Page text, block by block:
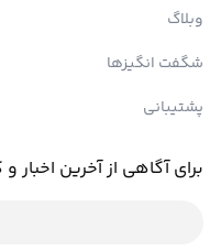
وبلاگ
شگفت انگیزها
پشتیبانی
برای آگاهی از آخرین